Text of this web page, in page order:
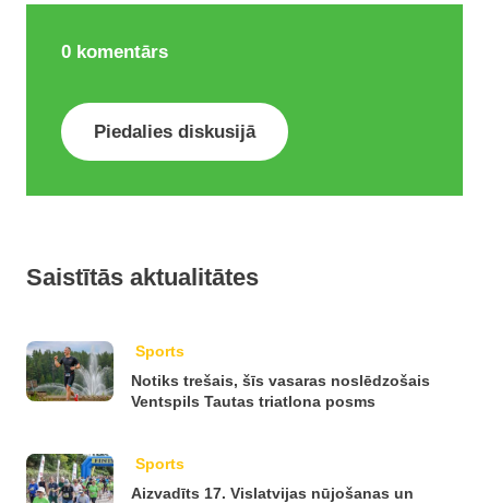
0 komentārs
Piedalies diskusijā
Saistītās aktualitātes
Sports
Notiks trešais, šīs vasaras noslēdzošais
Ventspils Tautas triatlona posms
Sports
Aizvadīts 17. Vislatvijas nūjošanas un